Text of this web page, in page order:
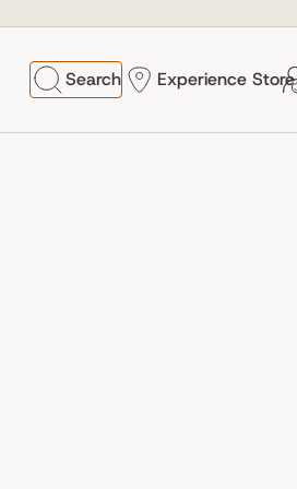
Search Experience Store